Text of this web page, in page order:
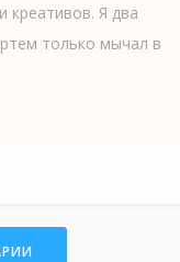
креативов. Я два
только мычал в